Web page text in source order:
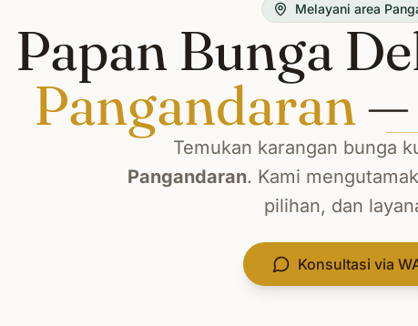
Melayani area
Papan Bunga
Pangandaran—
Temukan karangan bunga
Pangandaran. Kami
pilihan, dan
Konsultasi via